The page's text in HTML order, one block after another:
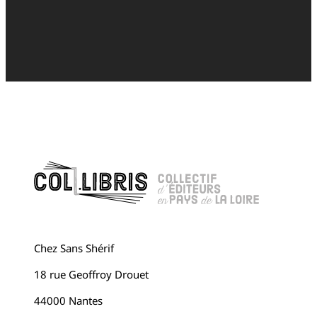
Chez Sans Shérif
18 rue Geoffroy Drouet
44000 Nantes